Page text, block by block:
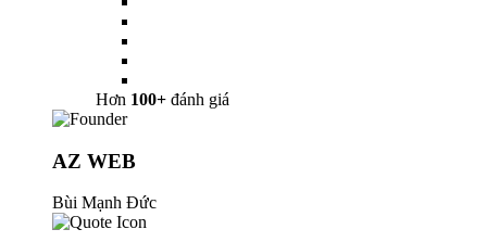
Hơn 100+ đánh giá
AZ WEB
Bùi Mạnh Đức